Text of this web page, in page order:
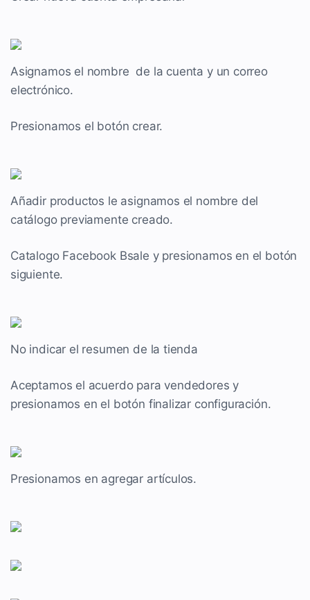
Asignamos el nombre de la cuenta y un correo
electrónico.
Presionamos el botón crear.
Añadir productos le asignamos el nombre del
catálogo previamente creado.
Catalogo Facebook Bsale y presionamos en el botón
siguiente.
No indicar el resumen de la tienda
Aceptamos el acuerdo para vendedores y
presionamos en el botón finalizar configuración.
Presionamos en agregar artículos.